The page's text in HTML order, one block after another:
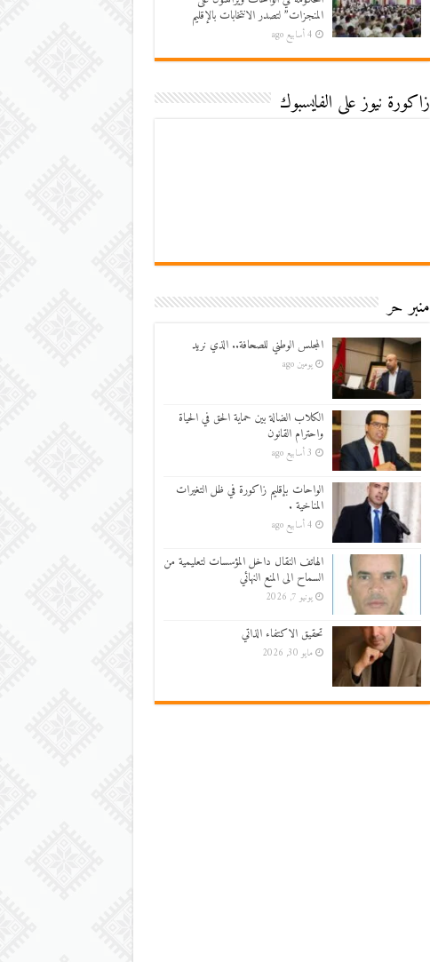
المنجزات” لتصدر الانتخابات بالإقليم
4 أسابيع ago
زاكورة نيوز على الفايسبوك
منبر حر
المجلس الوطني للصحافة.. الذي نريد
يومين ago
الكلاب الضالة بين حماية الحق في الحياة
واحترام القانون
3 أسابيع ago
الواحات بإقليم زاكورة في ظل التغيرات
المناخية .
4 أسابيع ago
الهاتف النقال داخل المؤسسات لتعليمية من
السماح الى المنع النهائي
يونيو 7, 2026
تحقيق الاكتفاء الذاتي
مايو 30, 2026